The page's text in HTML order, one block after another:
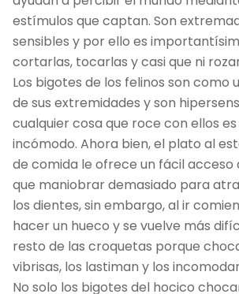
estímulos que captan. Son
sensibles y por ello es
cortarlas, tocarlas y casi que ni
Los bigotes de los felinos son como
de sus extremidades y son
cualquier cosa que roce con ellos
incómodo. Ahora bien, el plato al
de comida le ofrece un fácil acceso
que maniobrar demasiado para
los dientes, sin embargo, al ir
hacer un hueco y se vuelve más
resto de las croquetas porque
vibrisas, los lastiman y los
No solo los bigotes del hocico